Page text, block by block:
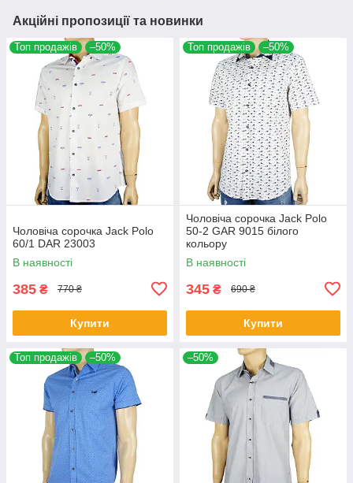
Акційні пропозиції та новинки
Топ продажів –50%
Чоловіча сорочка Jack Polo
60/1 DAR 23003
В наявності
385 ₴ 770 ₴
Купити
Топ продажів –50%
Чоловіча сорочка Jack Polo
50-2 GAR 9015 білого
кольору
В наявності
345 ₴ 690 ₴
Купити
Топ продажів –50% –50%